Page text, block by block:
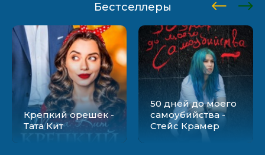
Бестселлеры
Крепкий орешек -
Тата Кит
50 дней до моего
самоубийства -
Стейс Крамер